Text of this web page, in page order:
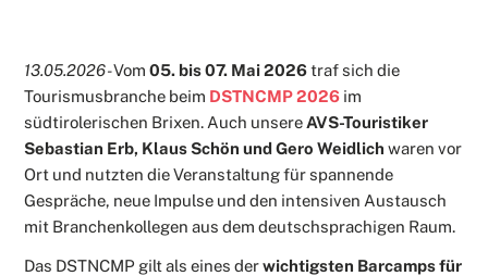
13.05.2026 -Vom05. bis 07. Mai 2026traf sich die
Tourismusbranche beim DSTNCMP 2026 im
südtirolerischen Brixen. Auch unsere AVS-Touristiker
Sebastian Erb, Klaus Schön und Gero Weidlich waren vor
Ort und nutzten die Veranstaltung für spannende
Gespräche, neue Impulse und den intensiven Austausch
mit Branchenkollegen aus dem deutschsprachigen Raum.
Das DSTNCMP gilt als eines derwichtigsten Barcamps für